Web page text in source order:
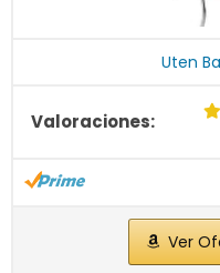
Uten
Ver